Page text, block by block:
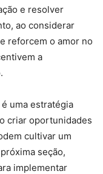
e resolver
ao considerar
reforcem o amor no
a
uma estratégia
criar oportunidades
cultivar um
seção,
implementar